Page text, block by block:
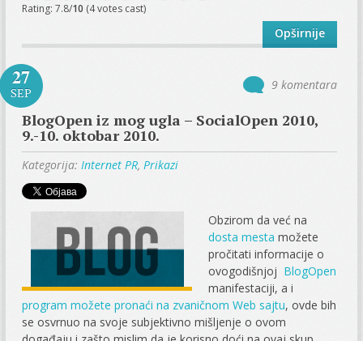
Rating: 7.8/10 (4 votes cast)
Opširnije
27
SEP
9 komentara
BlogOpen iz mog ugla – SocialOpen 2010,
9.-10. oktobar 2010.
Kategorija: Internet PR,Prikazi
Obzirom da već na
dosta mesta možete
pročitati informacije o
ovogodišnjoj BlogOpen
manifestaciji, a i
program možete pronaći na zvaničnom Web sajtu, ovde bih
se osvrnuo na svoje subjektivno mišljenje o ovom